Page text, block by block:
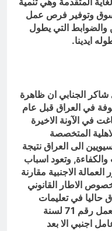
وتوفير فرص عمل
والضوابط التي يطول
ايدينا.
شاكر الجنابي ان ظاهرة
في العراق قبل عام
في الآونة الاخيرة
المتخصصة
الى العراق نتيجة
والكفاءة, وتعود اسباب
العمالة الاجنبية مقارنة
الاطار القانوني
حاليا في تعليمات
دخول العمالة الاجنبية على قانون العمل رقم 71 لسنة
اجنبي الا بعد